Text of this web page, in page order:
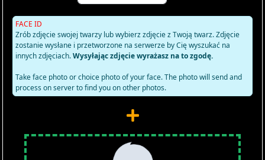
FACE ID
Zrób zdjęcie swojej twarzy lub wybierz zdjęcie z Twoją twarz. Zdjęcie
zostanie wysłane i przetworzone na serwerze by Cię wyszukać na
innych zdjęciach.Wysyłając zdjęcie wyrażasz na to zgodę.
Take face photo or choice photo of your face. The photo will send and
process on server to find you on other photos.